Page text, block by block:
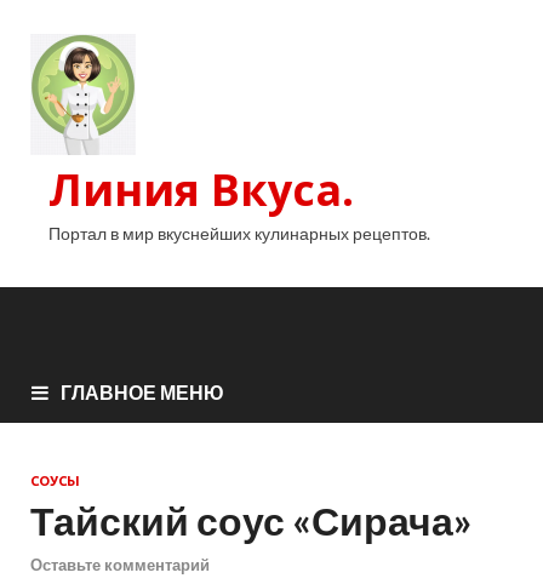
Линия Вкуса.
Портал в мир вкуснейших кулинарных рецептов.
ГЛАВНОЕ МЕНЮ
СОУСЫ
Тайский соус «Сирача»
Оставьте комментарий